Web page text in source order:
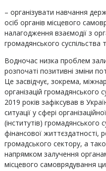
– організувати навчання
осіб органів місцевого
налагодження взаємодії з
громадянського суспільства
Водночас низка проблем
розпочаті позитивні зміни
Це засвідчує, зокрема,
організацій громадянського
2019 років зафіксував в
ситуації у сфері
(інститутів) громадянського
фінансової життєздатності,
громадського сектору, а
напрямком залучення
місцевого самоврядування